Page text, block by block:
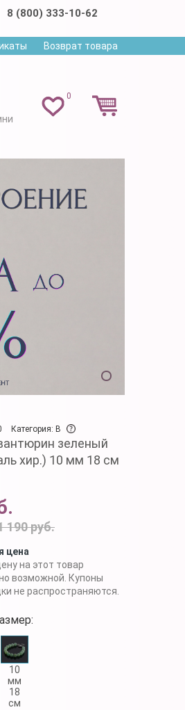
8 (800) 333-10-62
Возврат товара
0
Категория: B
зеленый
хир.) 10 мм 18 см
190 руб.
цена
на этот товар
возможной. Купоны
не распространяются.
10
мм
18
см